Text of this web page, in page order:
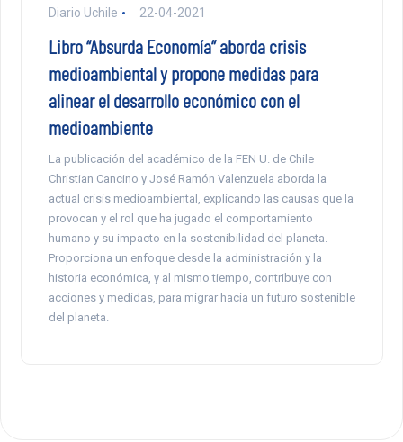
Diario Uchile 22-04-2021
Libro “Absurda Economía” aborda crisis
medioambiental y propone medidas para
alinear el desarrollo económico con el
medioambiente
La publicación del académico de la FEN U. de Chile
Christian Cancino y José Ramón Valenzuela aborda la
actual crisis medioambiental, explicando las causas que la
provocan y el rol que ha jugado el comportamiento
humano y su impacto en la sostenibilidad del planeta.
Proporciona un enfoque desde la administración y la
historia económica, y al mismo tiempo, contribuye con
acciones y medidas, para migrar hacia un futuro sostenible
del planeta.